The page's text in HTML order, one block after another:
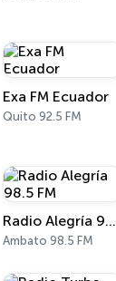
Exa FM Ecuador
Quito 92.5 FM
Radio Alegría 98.5 FM
Ambato 98.5 FM